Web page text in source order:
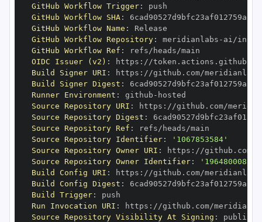
GitHub Workflow Trigger:
GitHub Workflow SHA:
GitHub Workflow Name :
GitHub Workflow Repository: meridianlabs -
GitHub Workflow Ref :
OIDC Issuer (v2) : https :
Build Signer URI : https : //github.com/meridianlabs
Build Signer Digest :
Runner Environment : github -
Source Repository URI : https : //github.com/
Source Repository Digest :
Source Repository Ref :
Source Repository Identifier:
'1067853584'
Source Repository Owner URI : https : //github.com/
Source Repository Owner Identifier:
'196480008'
Build Config URI : https : //github.com/meridianlabs
Build Config Digest :
Build Trigger:
Run Invocation URI : https : //github.com/
Source Repository Visibility At Signing :